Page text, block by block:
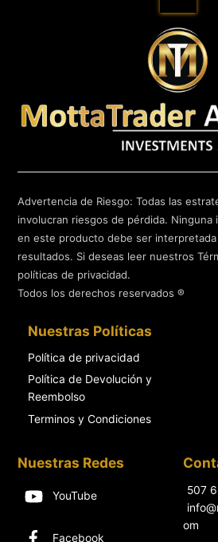
Advertencia de Riesgo: Todas las
involucran riesgos de pérdida. Ninguna
en este producto debe ser interpretada
resultados. Si deseas leer nuestros
políticas de privacidad.
Todos los derechos reservados ®
Nuestras Políticas
Política de privacidad
Política de Devolución y
Reembolso
Terminos y Condiciones
Nuestras Redes
YouTube
Facebook
507
om